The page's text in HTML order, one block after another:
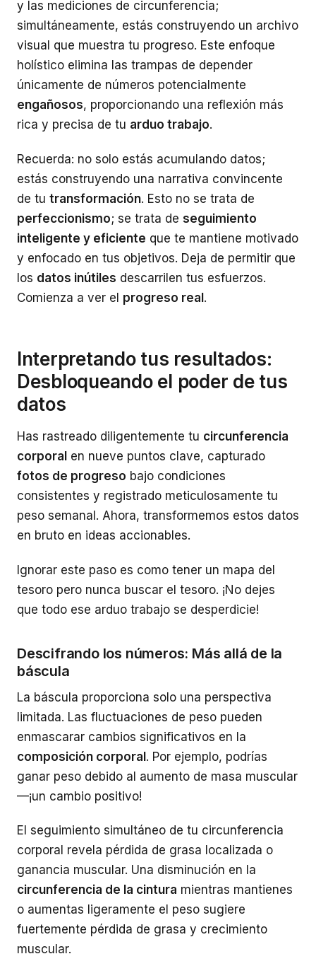
y las mediciones de circunferencia;
simultáneamente, estás construyendo un archivo
visual que muestra tu progreso. Este enfoque
holístico elimina las trampas de depender
únicamente de números potencialmente
engañosos, proporcionando una reflexión más
rica y precisa de tu arduo trabajo.
Recuerda: no solo estás acumulando datos;
estás construyendo una narrativa convincente
de tu transformación. Esto no se trata de
perfeccionismo; se trata de seguimiento
inteligente y eficiente que te mantiene motivado
y enfocado en tus objetivos. Deja de permitir que
los datos inútiles descarrilen tus esfuerzos.
Comienza a ver el progreso real.
Interpretando tus resultados:
Desbloqueando el poder de tus
datos
Has rastreado diligentemente tu circunferencia
corporal en nueve puntos clave, capturado
fotos de progreso bajo condiciones
consistentes y registrado meticulosamente tu
peso semanal. Ahora, transformemos estos datos
en bruto en ideas accionables.
Ignorar este paso es como tener un mapa del
tesoro pero nunca buscar el tesoro. ¡No dejes
que todo ese arduo trabajo se desperdicie!
Descifrando los números: Más allá de la
báscula
La báscula proporciona solo una perspectiva
limitada. Las fluctuaciones de peso pueden
enmascarar cambios significativos en la
composición corporal. Por ejemplo, podrías
ganar peso debido al aumento de masa muscular
—¡un cambio positivo!
El seguimiento simultáneo de tu circunferencia
corporal revela pérdida de grasa localizada o
ganancia muscular. Una disminución en la
circunferencia de la cintura mientras mantienes
o aumentas ligeramente el peso sugiere
fuertemente pérdida de grasa y crecimiento
muscular.